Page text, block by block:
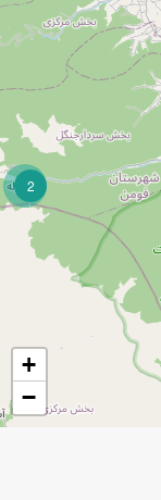
2
+
−